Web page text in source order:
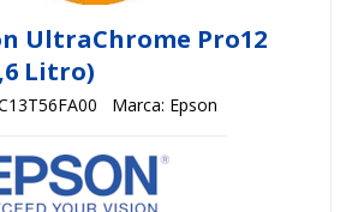
UltraChrome Pro12
Litro)
Marca: Epson